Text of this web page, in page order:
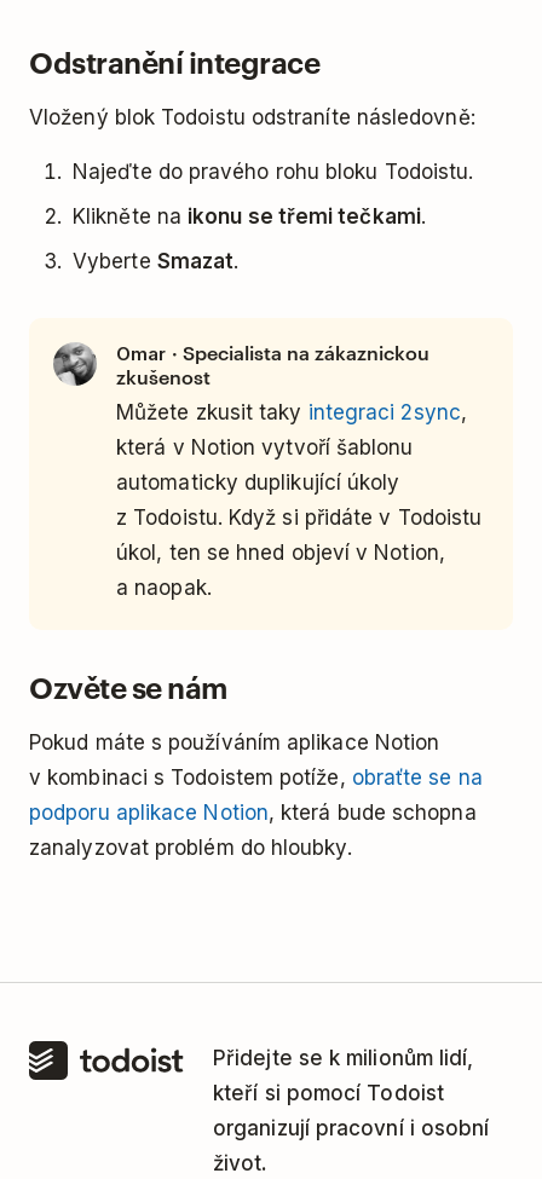
Odstranění integrace
Vložený blok Todoistu odstraníte následovně:
Najeďte do pravého rohu bloku Todoistu.
Klikněte na ikonu se třemi tečkami.
Vyberte Smazat.
Omar · Specialista na zákaznickou
zkušenost
Můžete zkusit taky integraci 2sync,
která v Notion vytvoří šablonu
automaticky duplikující úkoly
z Todoistu. Když si přidáte v Todoistu
úkol, ten se hned objeví v Notion,
a naopak.
Ozvěte se nám
Pokud máte s používáním aplikace Notion
v kombinaci s Todoistem potíže, obraťte se na
podporu aplikace Notion, která bude schopna
zanalyzovat problém do hloubky.
Přidejte se k milionům lidí,
kteří si pomocí Todoist
organizují pracovní i osobní
život.